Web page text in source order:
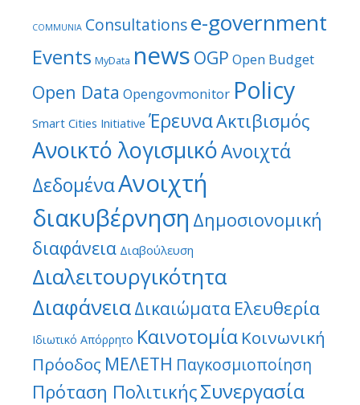
COMMUNIA Consultationse-government
Events MyData news OGP Open Budget
Open Data Opengovmonitor Policy
Smart Cities Initiative ΈρευναΑκτιβισμός
Ανοικτό λογισμικόΑνοιχτά
ΔεδομέναΑνοιχτή
διακυβέρνηση Δημοσιονομική
διαφάνεια Διαβούλευση
Διαλειτουργικότητα
ΔιαφάνειαΔικαιώματα Ελευθερία
Ιδιωτικό Απόρρητο Καινοτομία Κοινωνική
Πρόοδος ΜΕΛΕΤΗ Παγκοσμιοποίηση
Πρόταση ΠολιτικήςΣυνεργασία